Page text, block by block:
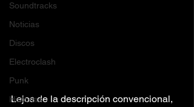
Soundtracks
Noticias
Discos
Electroclash
Punk
Historias
Lejos de la descripción convencional,